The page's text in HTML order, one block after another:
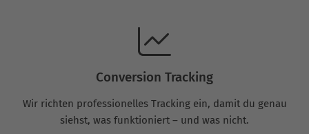
Conversion Tracking
Wir richten professionelles Tracking ein, damit du genau
siehst, was funktioniert – und was nicht.